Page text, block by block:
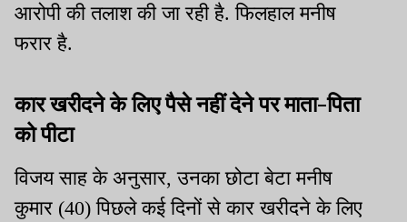
आरोपी की तलाश की जा रही है. फिलहाल मनीष
फरार है.
कार खरीदने के लिए पैसे नहीं देने पर माता-पिता
को पीटा
विजय साह के अनुसार, उनका छोटा बेटा मनीष
कुमार (40) पिछले कई दिनों से कार खरीदने के लिए